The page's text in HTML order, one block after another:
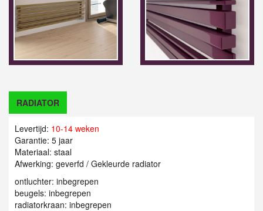
RADIATOR
Levertijd: 10-14 weken
Garantie: 5 jaar
Materiaal: staal
Afwerking: geverfd / Gekleurde radiator
ontluchter: inbegrepen
beugels: inbegrepen
radiatorkraan: inbegrepen